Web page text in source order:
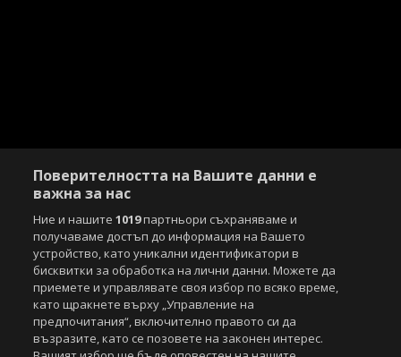
Поверителността на Вашите данни е
важна за нас
Ние и нашите1019партньори съхраняваме и
получаваме достъп до информация на Вашето
устройство, като уникални идентификатори в
бисквитки за обработка на лични данни. Можете да
приемете и управлявате своя избор по всяко време,
като щракнете върху „Управление на
предпочитания“, включително правото си да
възразите, като се позовете на законен интерес.